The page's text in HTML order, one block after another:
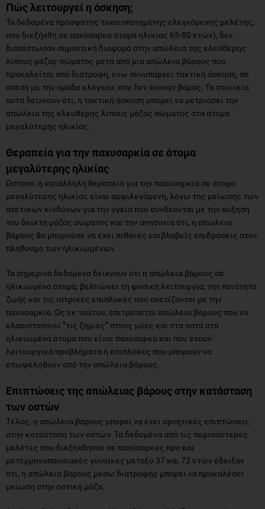
Πώς λειτουργεί η άσκηση;
Τα δεδομένα πρόσφατης τυχαιοποιημένης ελεγχόμενης μελέτης,
που διεξήχθη σε παχύσαρκα άτομα ηλικίας 65-80 ετών), δεν
διαπίστωσαν σημαντική διαφορά στην απώλεια της ελεύθερης
λίπους μάζας σώματος μετά από μια απώλεια βάρους που
προκαλείται από διατροφή, ενώ συνυπάρχει τακτική άσκηση, σε
σχέση με την ομάδα ελέγχου, που δεν έχαναν βάρος. Τα στοιχεία
αυτά δείχνουν ότι, η τακτική άσκηση μπορεί να μετριάσει την
απώλεια της ελεύθερης λίπους μάζας σώματος στα άτομα
μεγαλύτερης ηλικίας.
Θεραπεία για την παχυσαρκία σε άτομα
μεγαλύτερης ηλικίας
Ωστόσο, η κατάλληλη θεραπεία για την παχυσαρκία σε άτομα
μεγαλύτερης ηλικίας είναι αμφιλεγόμενη, λόγω της μείωσης των
σχετικών κινδύνων για την υγεία που συνδέονται με την αύξηση
του δείκτη μάζας σώματος και την ανησυχία ότι, η απώλεια
βάρους θα μπορούσε να έχει πιθανές επιβλαβείς επιδράσεις στον
πληθυσμό των ηλικιωμένων.
Τα σημερινά δεδομένα δείχνουν ότι η απώλεια βάρους σε
ηλικιωμένα άτομα, βελτιώνει τη φυσική λειτουργία, την ποιότητα
ζωής και τις ιατρικές επιπλοκές που σχετίζονται με την
παχυσαρκία. Ως εκ τούτου, επιτρέπεται απώλεια βάρους που να
ελαχιστοποιεί ’’τις ζημιές” στους μύες και στα οστά στα
ηλικιωμένα άτομα που είναι παχύσαρκα και που έχουν
λειτουργικά προβλήματα ή επιπλοκές που μπορούν να
επωφεληθούν από την απώλεια βάρους.
Επιπτώσεις της απώλειας βάρους στην κατάσταση
των οστών
Τέλος, η απώλεια βάρους μπορεί να έχει αρνητικές επιπτώσεις
στην κατάσταση των οστών. Τα δεδομένα από τις περισσότερες
μελέτες που διεξήχθησαν σε παχύσαρκες προ και
μετεμμηνοπαυσιακές γυναίκες μεταξύ 37 και 72 ετών έδειξαν
ότι, η απώλεια βάρους μέσω διατροφής μπορεί να προκαλέσει
μείωση στην οστική μάζα.